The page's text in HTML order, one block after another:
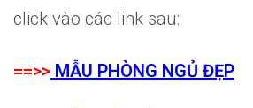
click vào các link sau:
==>> MẪU PHÒNG NGỦ ĐẸP